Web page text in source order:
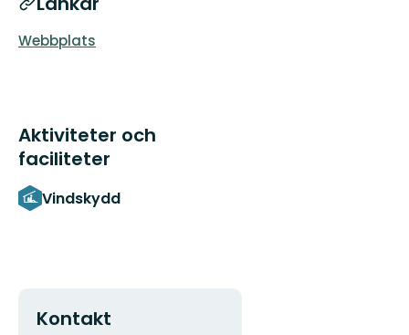
Webbplats
Aktiviteter och
faciliteter
Vindskydd
Kontakt